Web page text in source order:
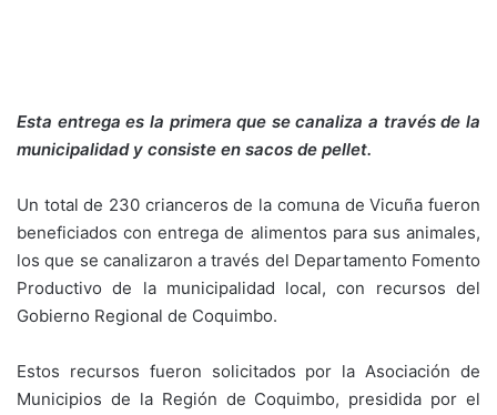
Esta entrega es la primera que se canaliza a través de la
municipalidad y consiste en sacos de pellet.
Un total de 230 crianceros de la comuna de Vicuña fueron
beneficiados con entrega de alimentos para sus animales,
los que se canalizaron a través del Departamento Fomento
Productivo de la municipalidad local, con recursos del
Gobierno Regional de Coquimbo.
Estos recursos fueron solicitados por la Asociación de
Municipios de la Región de Coquimbo, presidida por el